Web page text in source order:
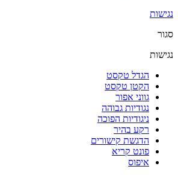
נגישות
סגור
נגישות
הגדל טקסט
הקטן טקסט
גווני אפור
נגודיות גבוהה
ניגודיות הפוכה
רקע בהיר
הדגשת קישורים
פונט קריא
איפוס